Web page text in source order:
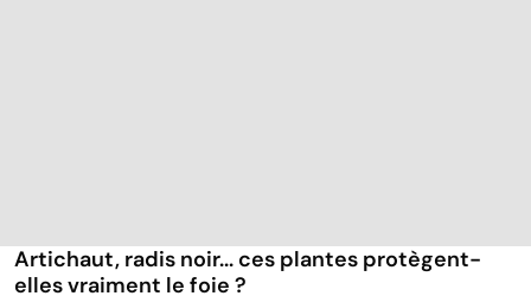
Artichaut, radis noir... ces plantes protègent-
elles vraiment le foie ?